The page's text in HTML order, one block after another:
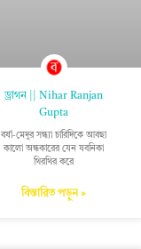
ড্রাগন || Nihar Ranjan
Gupta
বর্ষা-মেদুর সন্ধ্যা চারিদিকে আবছা
কালো অন্ধকারের যেন যবনিকা
থিরথির করে
বিস্তারিত পড়ুন »